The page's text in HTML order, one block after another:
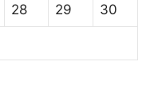
28 29 30